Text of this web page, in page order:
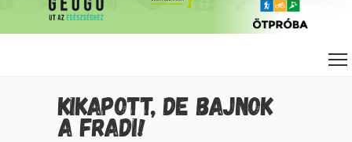
KIKAPOTT, DE BAJNOK
A FRADI!